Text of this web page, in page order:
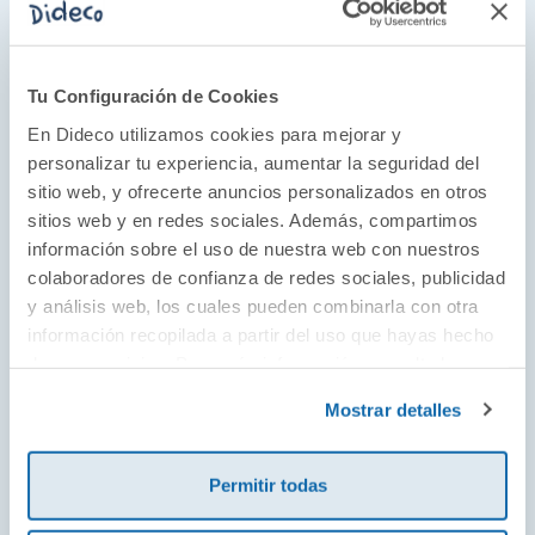
Tu Configuración de Cookies
En Dideco utilizamos cookies para mejorar y
personalizar tu experiencia, aumentar la seguridad del
sitio web, y ofrecerte anuncios personalizados en otros
sitios web y en redes sociales. Además, compartimos
información sobre el uso de nuestra web con nuestros
colaboradores de confianza de redes sociales, publicidad
y análisis web, los cuales pueden combinarla con otra
información recopilada a partir del uso que hayas hecho
Mostrar detalles
Permitir todas
mulas fundaron las míticas misiones
exiliados que a pesar de la nostalgia nunca
lograron regresar. De los militares
norteamericanos que llenaron la España
agridulce de los años cincuenta de bases,
dólares y cigarrillos rubios a un impetuoso
estudiante dispuesto a cualquier cosa por una
mujer. Con todos ellos entreverados en la propia
historia de Blanca, Misión Olvido compone una
narración emotiva e intensamente humana.
Una novela luminosa, un tributo a las segundas